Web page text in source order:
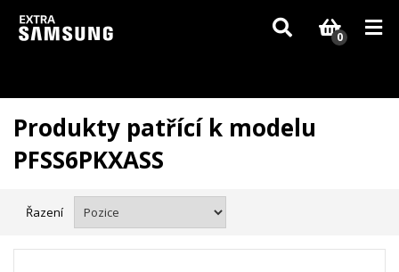
Vzhledem k aktuální situaci se může dodání dílů, které nejsou skladem,
zpozdit. Děkujeme za pochopení.
0
Produkty patřící k modelu
PFSS6PKXASS
Řazení